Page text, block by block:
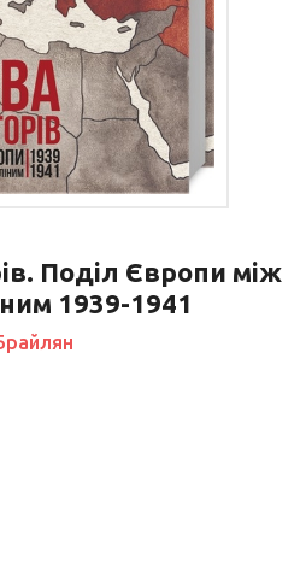
Поділ Європи між
1939-1941